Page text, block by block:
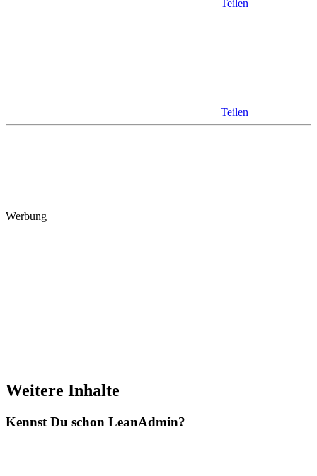
Teilen
Teilen
Werbung
Weitere Inhalte
Kennst Du schon LeanAdmin?